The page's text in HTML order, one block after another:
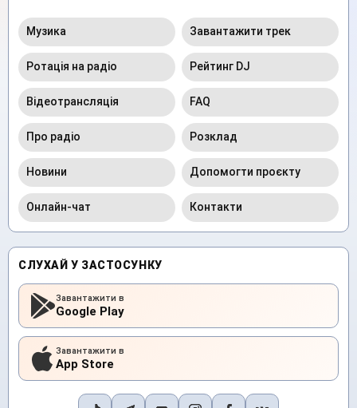
Музика Завантажити трек
Ротація на радіо Рейтинг DJ
Відеотрансляція FAQ
Про радіо Розклад
Новини Допомогти проєкту
Онлайн-чат Контакти
СЛУХАЙ У ЗАСТОСУНКУ
Завантажити в
Google Play
Завантажити в
App Store